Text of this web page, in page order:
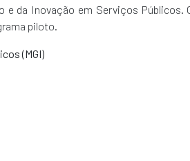
da Inovação em Serviços Públicos.
piloto.
(MGI)